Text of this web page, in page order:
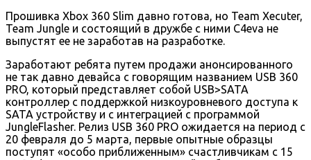
Прошивка Xbox 360 Slim давно готова, но Team Xecuter,
Team Jungle и состоящий в дружбе с ними C4eva не
выпустят ее не заработав на разработке.
Заработают ребята путем продажи анонсированного
не так давно девайса с говорящим названием USB 360
PRO, который представляет собой USB>SATA
контроллер с поддержкой низкоуровневого доступа к
SATA устройству и с интеграцией с программой
JungleFlasher. Релиз USB 360 PRO ожидается на период с
20 февраля до 5 марта, первые опытные образцы
поступят «особо приближенным» счастливчикам с 15